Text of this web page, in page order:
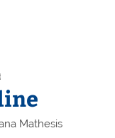
Mathesis